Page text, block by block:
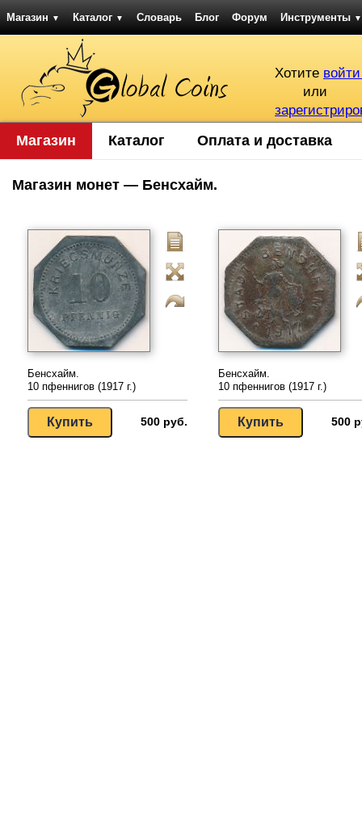
Магазин ▼ Каталог ▼ Словарь Блог Форум Инструменты ▼
Хотите
или
Магазин Каталог Оплата и доставка
Магазин монет — Бенсхайм.
Бенсхайм.
10 пфеннигов (1917 г.)
500 руб.
Бенсхайм.
10 пфеннигов (1917 г.)
500